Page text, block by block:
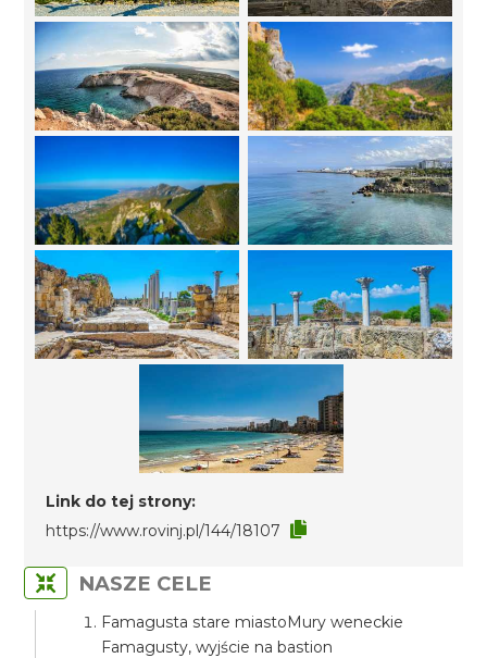
Link do tej strony:
https://www.rovinj.pl/144/18107
NASZE CELE
Famagusta stare miastoMury weneckie
Famagusty, wyjście na bastion